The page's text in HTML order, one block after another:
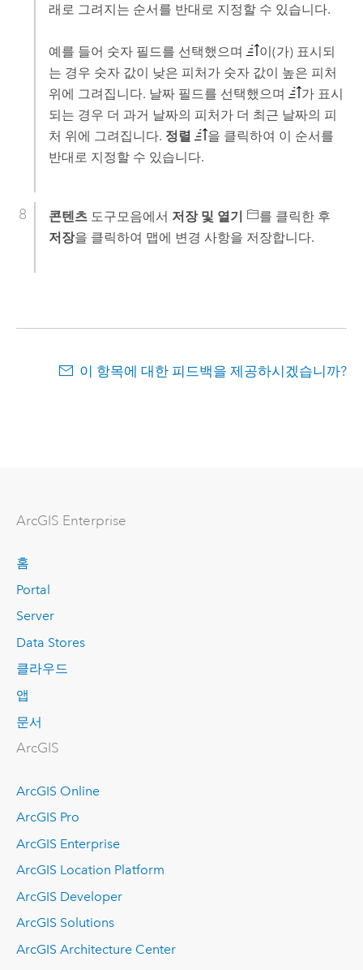
래로 그려지는 순서를 반대로 지정할 수 있습니다.
예를 들어 숫자 필드를 선택했으며
이(가) 표시되
는 경우 숫자 값이 낮은 피처가 숫자 값이 높은 피처
위에 그려집니다. 날짜 필드를 선택했으며
가 표시
되는 경우 더 과거 날짜의 피처가 더 최근 날짜의 피
처 위에 그려집니다. 정렬
을 클릭하여 이 순서를
반대로 지정할 수 있습니다.
콘텐츠도구모음에서 저장 및 열기
를 클릭한 후
저장을 클릭하여 맵에 변경 사항을 저장합니다.
이 항목에 대한 피드백을 제공하시겠습니까?
ArcGIS Enterprise
홈
Portal
Server
Data Stores
클라우드
앱
문서
ArcGIS
ArcGIS Online
ArcGIS Pro
ArcGIS Enterprise
ArcGIS Location Platform
ArcGIS Developer
ArcGIS Solutions
ArcGIS Architecture Center